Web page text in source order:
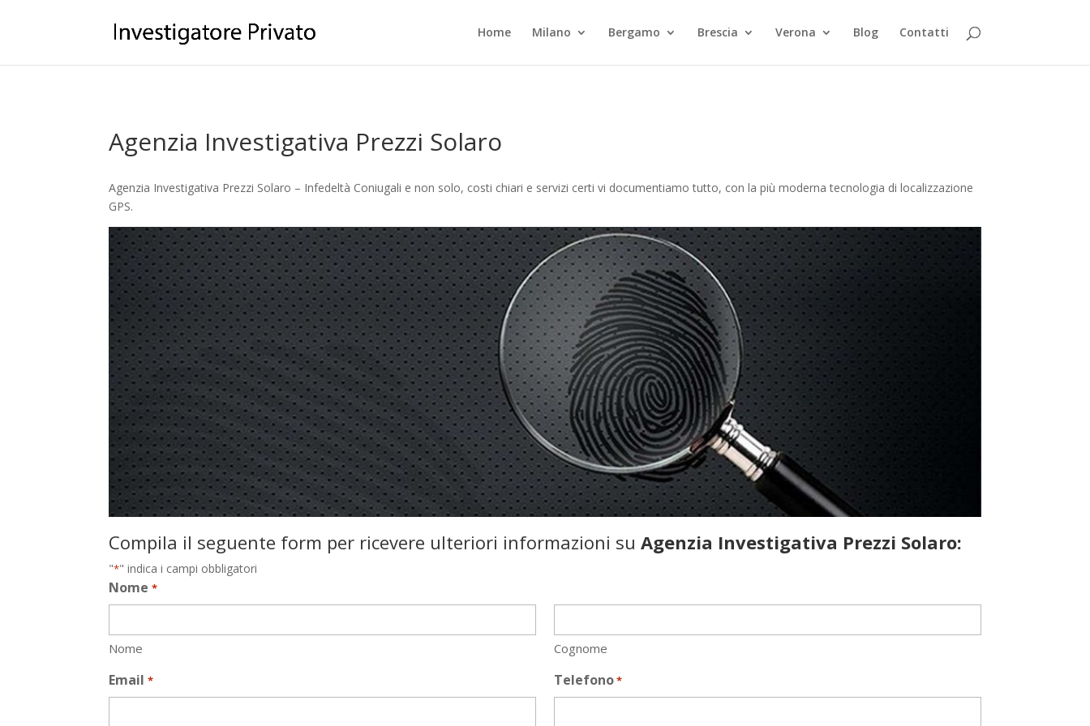
Home Milano Bergamo Brescia Verona Blog Contatti
Agenzia Investigativa Prezzi Solaro
Agenzia Investigativa Prezzi Solaro – Infedeltà Coniugali e non solo, costi chiari e servizi certi vi documentiamo tutto, con la più moderna tecnologia di localizzazione
GPS.
Compila il seguente form per ricevere ulteriori informazioni suAgenzia Investigativa Prezzi Solaro:
"*" indica i campi obbligatori
Nome *
Nome Cognome
Email * Telefono*